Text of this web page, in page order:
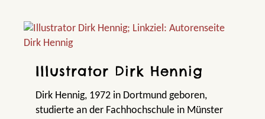
Illustrator Dirk Hennig
Dirk Hennig, 1972 in Dortmund geboren,
studierte an der Fachhochschule in Münster